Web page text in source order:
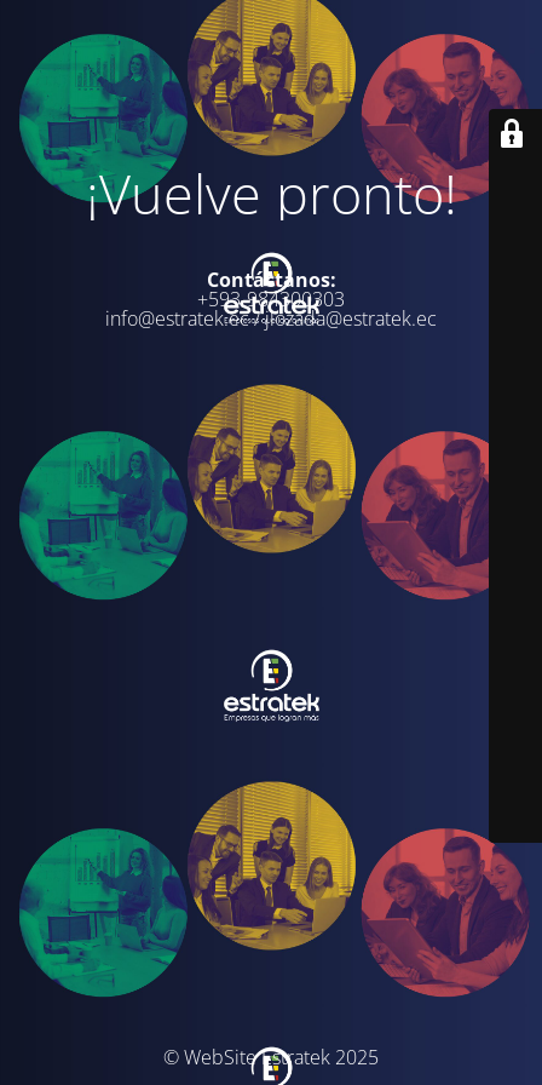
¡Vuelve pronto!
Contáctanos:
+593-984300303
info@estratek.ec / jlozada@estratek.ec
© WebSite Estratek 2025